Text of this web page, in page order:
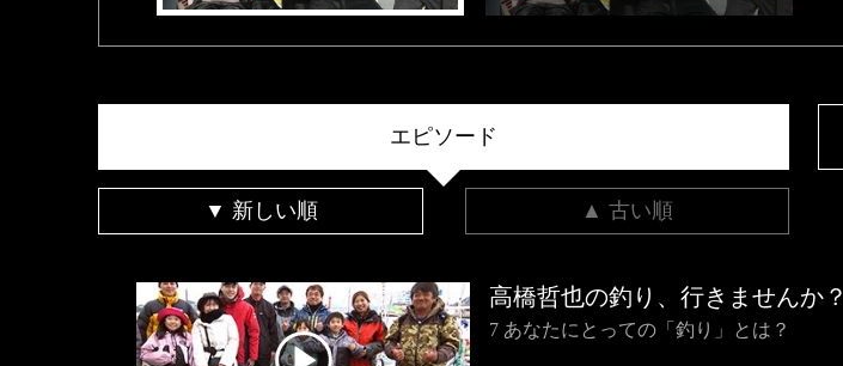
エピソード
▼ 新しい順 ▲ 古い順
高橋哲也の釣り、行きませんか？
7 あなたにとっての「釣り」とは？